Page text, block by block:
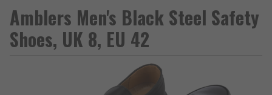
Amblers Men's Black Steel Safety
Shoes, UK 8, EU 42